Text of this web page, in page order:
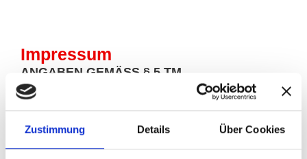
Zustimmung Details Über Cookies
Impressum
ANGABEN GEMÄSS § 5 TM
Fit Pro Center GmbH
65462 Ginsheim